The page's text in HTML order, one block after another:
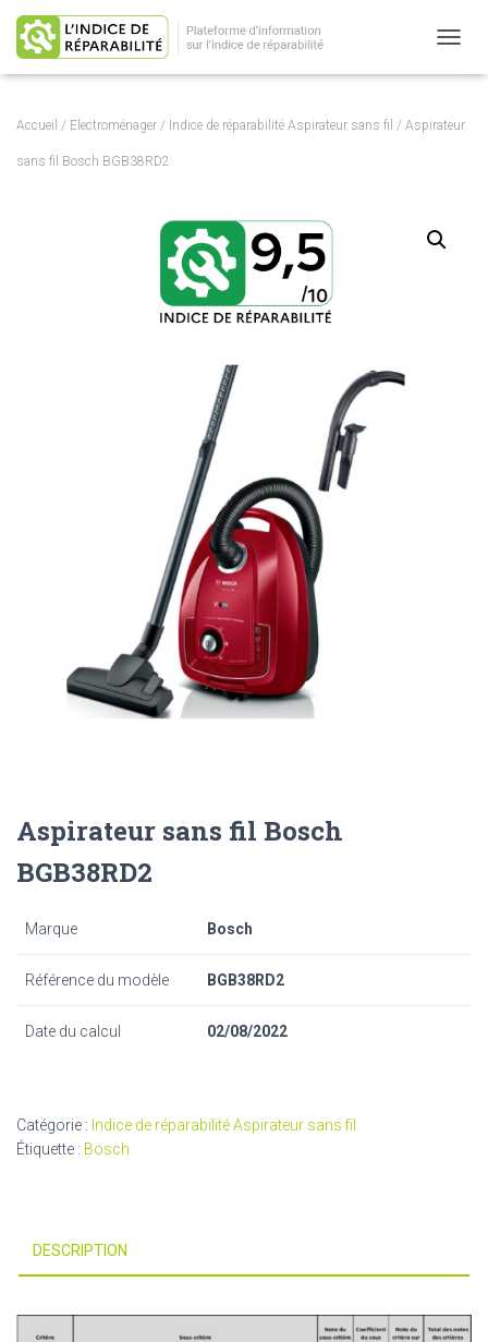
Accueil / Electroménager / Indice de réparabilité Aspirateur sans fil / Aspirateur
sans fil Bosch BGB38RD2
Aspirateur sans fil Bosch
BGB38RD2
Marque Bosch
Référence du modèle BGB38RD2
Date du calcul 02/08/2022
Catégorie : Indice de réparabilité Aspirateur sans fil
Étiquette : Bosch
DESCRIPTION